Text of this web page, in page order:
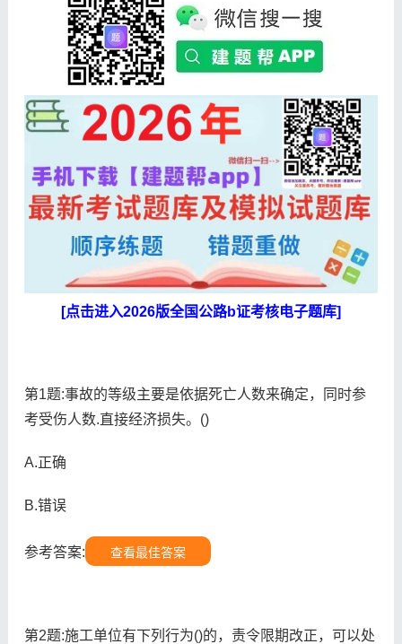
[点击进入2026版全国公路b证考核电子题库]
第1题:事故的等级主要是依据死亡人数来确定，同时参
考受伤人数.直接经济损失。()
A.正确
B.错误
参考答案: 查看最佳答案
第2题:施工单位有下列行为()的，责令限期改正，可以处